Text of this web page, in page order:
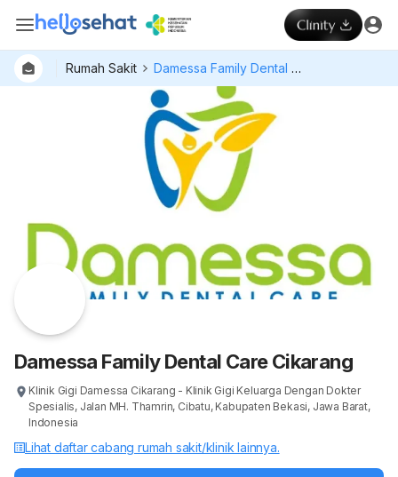
Rumah Sakit Damessa Family Dental Care Cikarang
Damessa Family Dental Care Cikarang
Klinik Gigi Damessa Cikarang - Klinik Gigi Keluarga Dengan Dokter
Spesialis, Jalan MH. Thamrin, Cibatu, Kabupaten Bekasi, Jawa Barat,
Indonesia
Lihat daftar cabang rumah sakit/klinik lainnya.
Hospital